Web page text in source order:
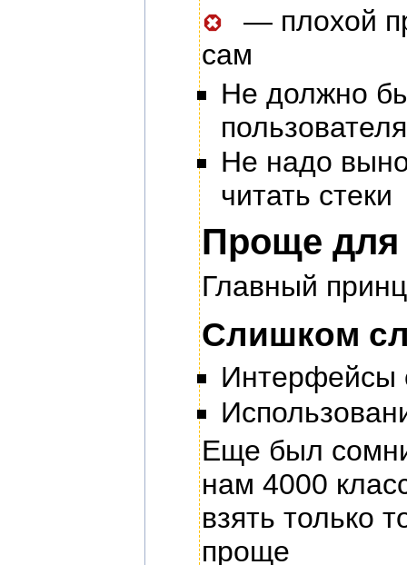
— плохой
сам
Не должно
Не надо
читать стеки
Проще для
Главный
Слишком
Интерфейсы
Еще был
нам 4000
взять только
проще